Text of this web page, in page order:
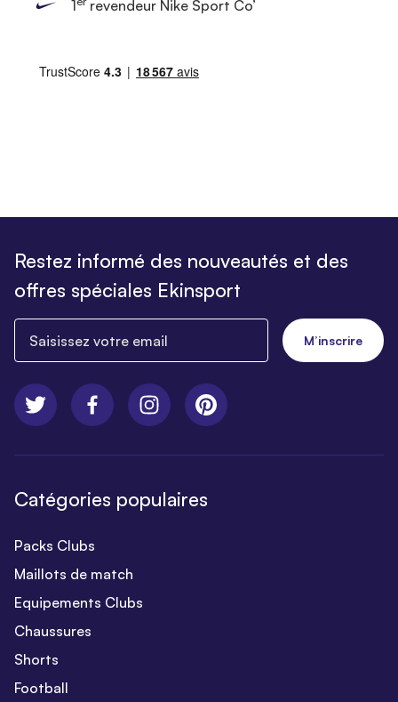
1 revendeur Nike Sport Co’
Restez informé des nouveautés et des
offres spéciales Ekinsport
M’inscrire
Catégories populaires
Packs Clubs
Maillots de match
Equipements Clubs
Chaussures
Shorts
Football